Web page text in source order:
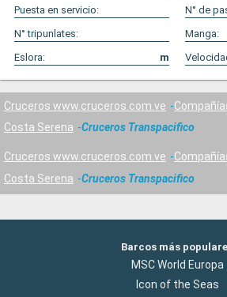
Puesta en servicio:
N° de
N° tripunlates:
Manga:
Eslora:
m
Cruceros www.cruceros.com.ve
Costa Serena
Cruceros Transpacifico
Cruceros www.cruceros.com.ve
Costa Serena
Cruceros Transpacifico
Barcos más
MSC World Europa
Icon of the Seas